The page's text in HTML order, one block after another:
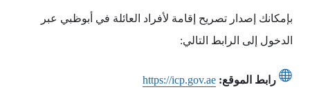
بإمكانك إصدار تصريح إقامة لأفراد العائلة في أبوظبي عبر
الدخول إلى الرابط التالي:
رابط الموقع: https://icp.gov.ae